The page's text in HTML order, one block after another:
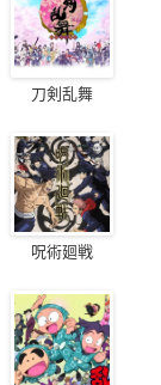
刀剣乱舞
呪術廻戦